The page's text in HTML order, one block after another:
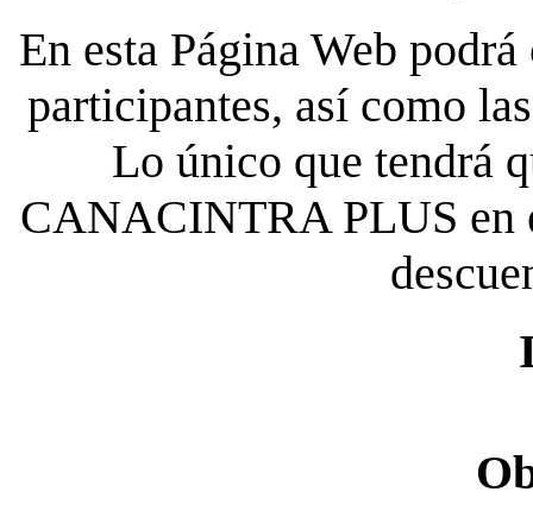
En esta Página Web
participantes, así como
Lo único que tendrá
CANACINTRA PLUS en